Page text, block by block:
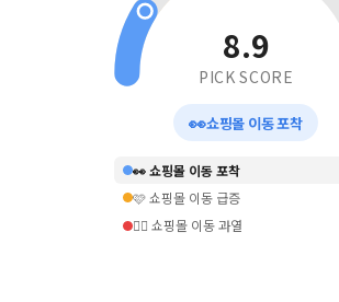
8.9
PICK SCORE
👀쇼핑몰 이동 포착
👀 쇼핑몰 이동 포착
🩷 쇼핑몰 이동 급증
❤️‍🔥 쇼핑몰 이동 과열